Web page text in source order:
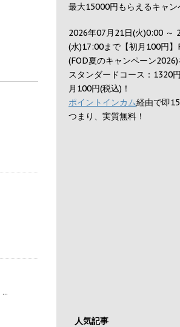
最大15000円もらえるキャン
2026年07月21日(火)0:00 ～
(水)17:00まで【初月100円】
(FOD夏のキャンペーン2026)
スタンダードコース：1320
月100円(税込)！
ポイントインカム経由で即
つまり、実質無料！
人気記事